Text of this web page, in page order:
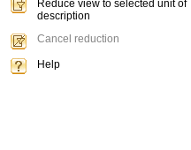
Reduce view to selected unit of
description
Cancel reduction
Help